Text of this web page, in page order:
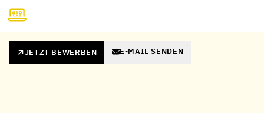
JETZT BEWERBEN E-MAIL SENDEN